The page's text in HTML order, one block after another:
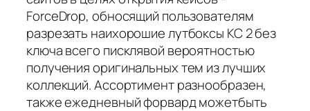
ForceDrop, обносящий пользователям
разрезать наихорошие лутбоксы КС 2 без
ключа всего писклявой вероятностью
получения оригинальных тем из лучших
коллекций. Ассортимент разнообразен,
также ежедневный форвард можетбыть